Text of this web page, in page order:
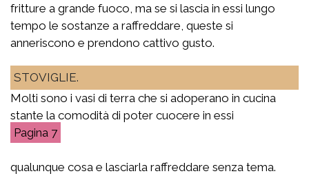
fritture a grande fuoco, ma se si lascia in essi lungo
tempo le sostanze a raffreddare, queste si
anneriscono e prendono cattivo gusto.
STOVIGLIE.
Molti sono i vasi di terra che si adoperano in cucina
stante la comodità di poter cuocere in essi
7
qualunque cosa e lasciarla raffreddare senza tema.